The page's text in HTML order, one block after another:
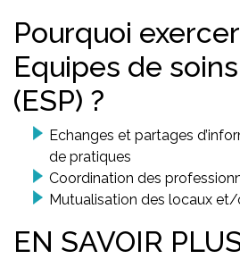
Pourquoi
Equipes de
(ESP) ?
Echanges et partages
de pratiques
Coordination des
Mutualisation des locaux
EN SAVOIR